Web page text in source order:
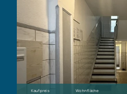
Kaufpreis Wohnfläche